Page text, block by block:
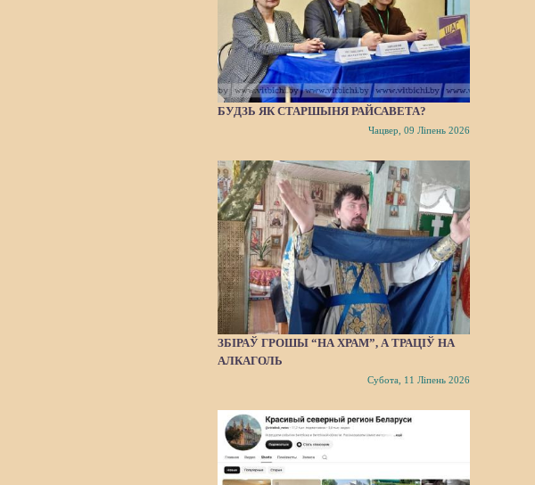
БУДЗЬ ЯК СТАРШЫНЯ РАЙСАВЕТА?
Чацвер, 09 Ліпень 2026
ЗБІРАЎ ГРОШЫ “НА ХРАМ”, А ТРАЦІЎ НА
АЛКАГОЛЬ
Субота, 11 Ліпень 2026